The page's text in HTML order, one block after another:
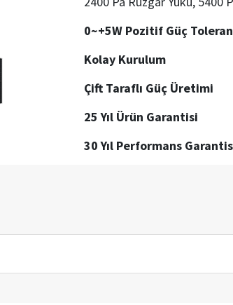
0~+5W Pozitif Güç
Kolay Kurulum
Çift Taraflı Güç Üretimi
25 Yıl Ürün Garantisi
30 Yıl Performans